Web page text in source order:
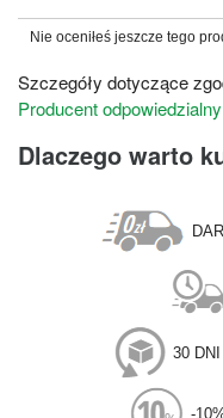
Nie oceniłeś jeszcze tego
Szczegóły dotyczące
Producent
Dlaczego warto
30
-